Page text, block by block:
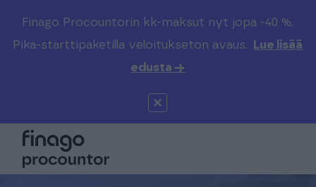
Finago Procountorin kk-maksut nyt jopa -40 %.
Pika-starttipaketilla veloitukseton avaus.
Lue lisää
edusta →
Etsi sivustolta
Valitse kieli
Global (EN)
Kirjaudu
Solo
Sopimuskone
Kenelle
Tilitoimistoille